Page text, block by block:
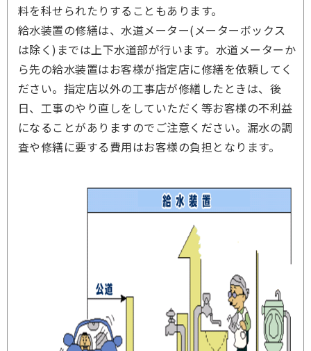
料を科せられたりすることもあります。
給水装置の修繕は、水道メーター(メーターボックス
は除く)までは上下水道部が行います。水道メーターか
ら先の給水装置はお客様が指定店に修繕を依頼してく
ださい。指定店以外の工事店が修繕したときは、後
日、工事のやり直しをしていただく等お客様の不利益
になることがありますのでご注意ください。漏水の調
査や修繕に要する費用はお客様の負担となります。